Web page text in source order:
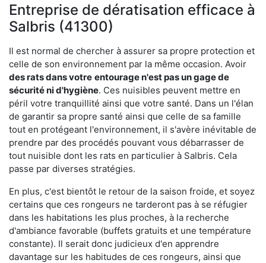
Entreprise de dératisation efficace à
Salbris (41300)
Il est normal de chercher à assurer sa propre protection et
celle de son environnement par la même occasion. Avoir
des rats dans votre entourage n'est pas un gage de
sécurité ni d'hygiène. Ces nuisibles peuvent mettre en
péril votre tranquillité ainsi que votre santé. Dans un l'élan
de garantir sa propre santé ainsi que celle de sa famille
tout en protégeant l'environnement, il s'avère inévitable de
prendre par des procédés pouvant vous débarrasser de
tout nuisible dont les rats en particulier à Salbris. Cela
passe par diverses stratégies.
En plus, c'est bientôt le retour de la saison froide, et soyez
certains que ces rongeurs ne tarderont pas à se réfugier
dans les habitations les plus proches, à la recherche
d'ambiance favorable (buffets gratuits et une température
constante). Il serait donc judicieux d'en apprendre
davantage sur les habitudes de ces rongeurs, ainsi que